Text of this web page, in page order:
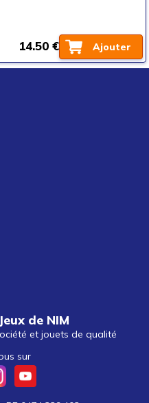
Ajouter
14.50 €
de NIM
et jouets de qualité
sur